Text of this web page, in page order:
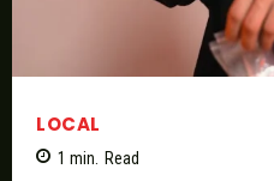
LOCAL
1 min. Read